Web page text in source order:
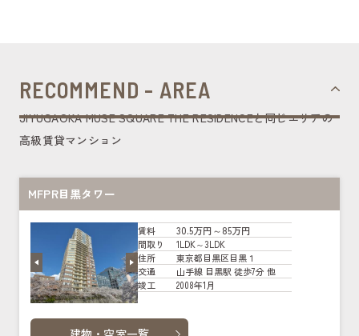
RECOMMEND - AREA
JIYUGAOKA MUSE SQUARE THE RESIDENCEと同じエリアの
高級賃貸マンション
MFPR目黒タワー
賃料 30.5万円～85万円
間取り
1LDK～3LDK
住所
東京都目黒区目黒１
交通
山手線 目黒駅 徒歩7分 他
竣工
2008年1月